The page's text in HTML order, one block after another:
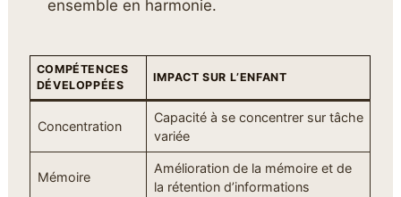
ensemble en harmonie.
COMPÉTENCES
DÉVELOPPÉES
IMPACT SUR L’ENFANT
Concentration
Capacité à se concentrer sur tâche
variée
Mémoire
Amélioration de la mémoire et de
la rétention d’informations